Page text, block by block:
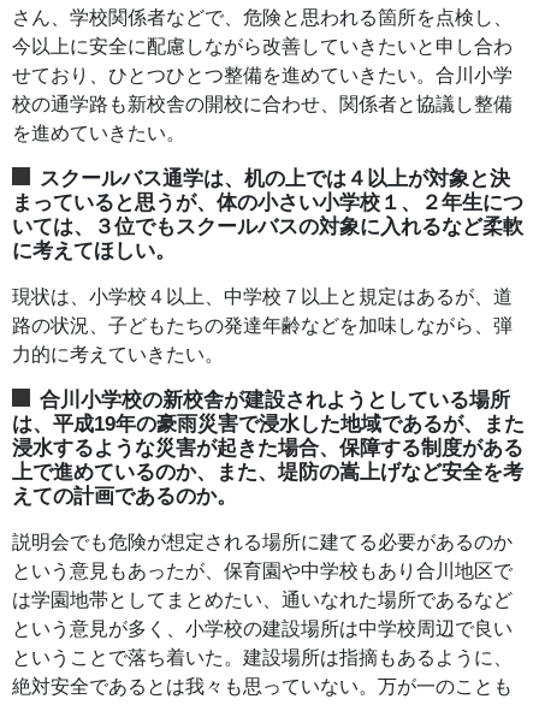
さん、学校関係者などで、危険と思われる箇所を点検し、
今以上に安全に配慮しながら改善していきたいと申し合わ
せており、ひとつひとつ整備を進めていきたい。合川小学
校の通学路も新校舎の開校に合わせ、関係者と協議し整備
を進めていきたい。
スクールバス通学は、机の上では４以上が対象と決
まっていると思うが、体の小さい小学校１、２年生につ
いては、３位でもスクールバスの対象に入れるなど柔軟
に考えてほしい。
現状は、小学校４以上、中学校７以上と規定はあるが、道
路の状況、子どもたちの発達年齢などを加味しながら、弾
力的に考えていきたい。
合川小学校の新校舎が建設されようとしている場所
は、平成19年の豪雨災害で浸水した地域であるが、また
浸水するような災害が起きた場合、保障する制度がある
上で進めているのか、また、堤防の嵩上げなど安全を考
えての計画であるのか。
説明会でも危険が想定される場所に建てる必要があるのか
という意見もあったが、保育園や中学校もあり合川地区で
は学園地帯としてまとめたい、通いなれた場所であるなど
という意見が多く、小学校の建設場所は中学校周辺で良い
ということで落ち着いた。建設場所は指摘もあるように、
絶対安全であるとは我々も思っていない。万が一のことも